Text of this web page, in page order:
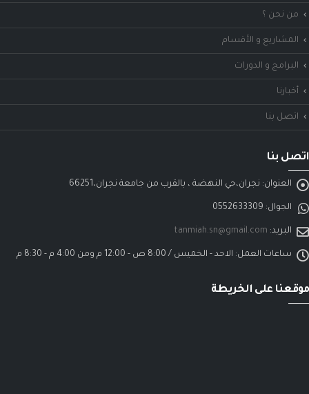
من نحن ؟
المشاريع و الأقسام
البرامج و الدورات
أخبارنا
اتصل بنا
اتصل بنا
العنوان: نجران،حي النهضة ، بالقرب من جامعة نجران،66251
الجوال: 0552633309
البريد: tanmiah.sn@gmail.com
ساعات العمل: الاحد - الخميس / 8:00 ص - 12:00 م ومن 4:00 م - 8:30 م
موقعنا على الخريطة